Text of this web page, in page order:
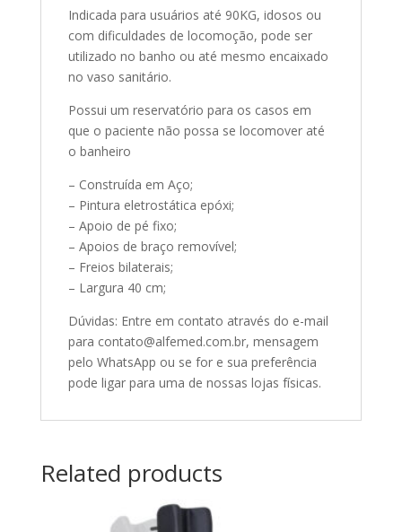
Indicada para usuários até 90KG, idosos ou
com dificuldades de locomoção, pode ser
utilizado no banho ou até mesmo encaixado
no vaso sanitário.
Possui um reservatório para os casos em
que o paciente não possa se locomover até
o banheiro
– Construída em Aço;
– Pintura eletrostática epóxi;
– Apoio de pé fixo;
– Apoios de braço removível;
– Freios bilaterais;
– Largura 40 cm;
Dúvidas: Entre em contato através do e-mail
para contato@alfemed.com.br, mensagem
pelo WhatsApp ou se for e sua preferência
pode ligar para uma de nossas lojas físicas.
Related products